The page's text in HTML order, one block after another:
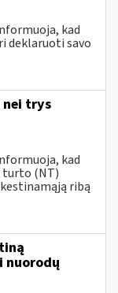
kad
deklaruoti savo
nei trys
kad
turto (NT)
ribą
nuorodų